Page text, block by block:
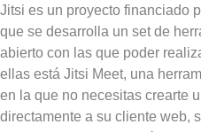
Jitsi es un proyecto financiado
que se desarrolla un set de
abierto con las que poder
ellas está Jitsi Meet, una
en la que no necesitas crearte
directamente a su cliente web,